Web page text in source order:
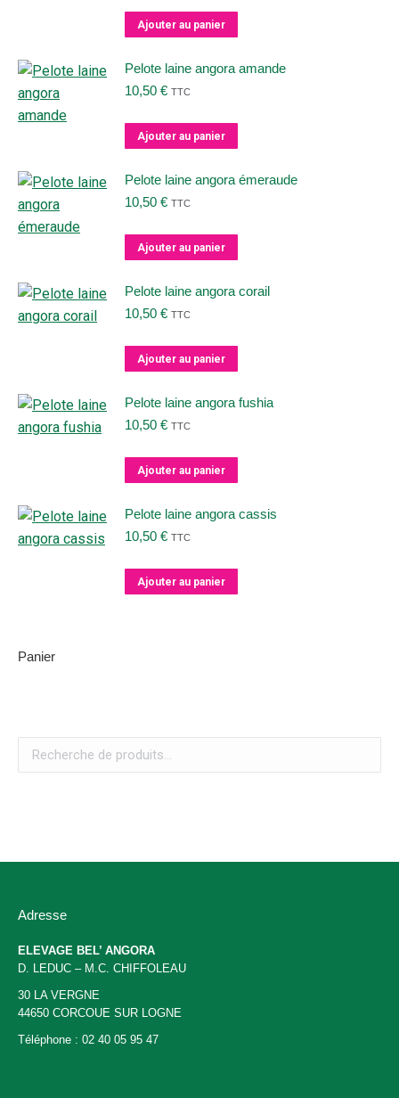
Ajouter au panier
Pelote laine angora amande
10,50 € TTC
Ajouter au panier
Pelote laine angora émeraude
10,50 € TTC
Ajouter au panier
Pelote laine angora corail
10,50 € TTC
Ajouter au panier
Pelote laine angora fushia
10,50 € TTC
Ajouter au panier
Pelote laine angora cassis
10,50 € TTC
Ajouter au panier
Panier
Adresse
ELEVAGE BEL’ ANGORA
D. LEDUC – M.C. CHIFFOLEAU
30 LA VERGNE
44650 CORCOUE SUR LOGNE
Téléphone : 02 40 05 95 47